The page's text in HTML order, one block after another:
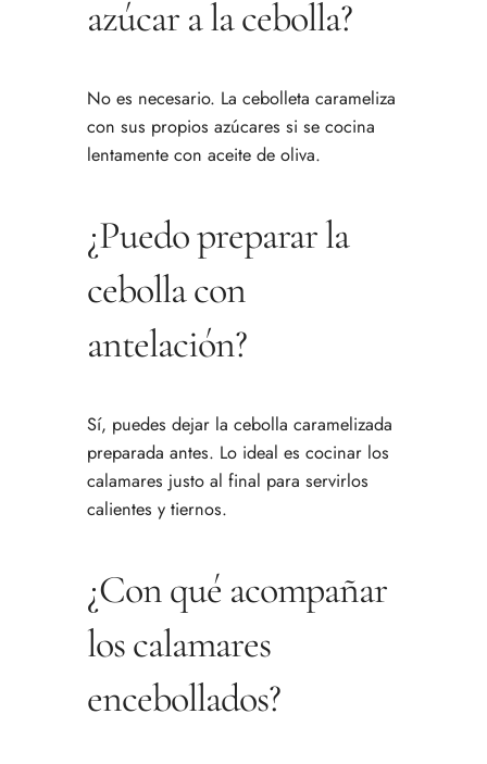
azúcar a la cebolla?
No es necesario. La cebolleta carameliza
con sus propios azúcares si se cocina
lentamente con aceite de oliva.
¿Puedo preparar la
cebolla con
antelación?
Sí, puedes dejar la cebolla caramelizada
preparada antes. Lo ideal es cocinar los
calamares justo al final para servirlos
calientes y tiernos.
¿Con qué acompañar
los calamares
encebollados?